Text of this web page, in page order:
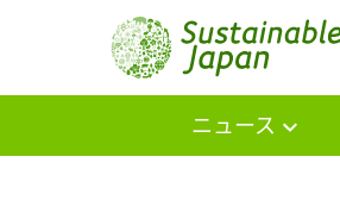
ニュース